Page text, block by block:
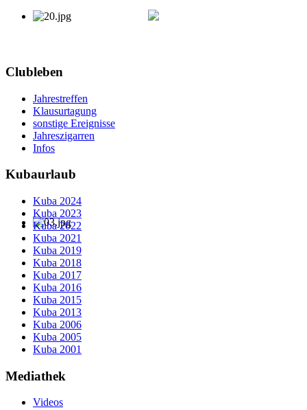
Clubleben
Jahrestreffen
Klausurtagung
sonstige Ereignisse
Jahreszigarren
Infos
Kubaurlaub
Kuba 2024
Kuba 2023
Kuba 2022
Kuba 2021
Kuba 2019
Kuba 2018
Kuba 2017
Kuba 2016
Kuba 2015
Kuba 2013
Kuba 2006
Kuba 2005
Kuba 2001
Mediathek
Videos